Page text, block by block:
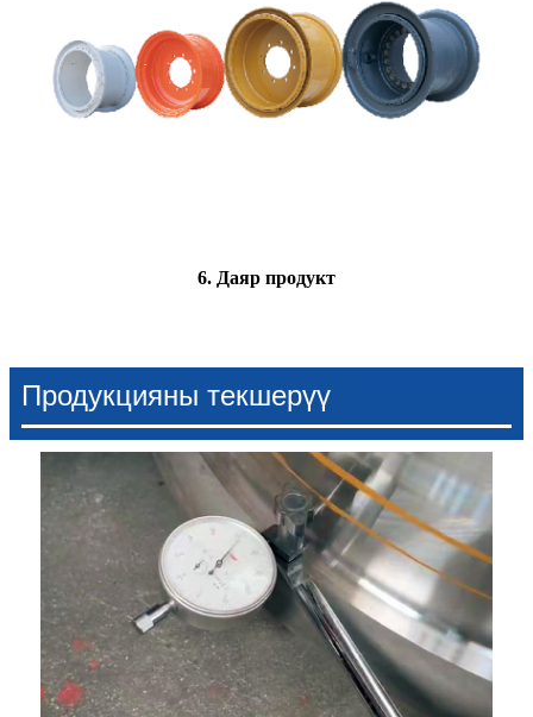
6. Даяр продукт
Продукцияны текшерүү